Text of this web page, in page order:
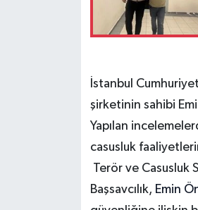
İstanbul
şirketinin sahibi
Yapılan
casusluk
Terör ve Casusluk
Başsavcılık, Emin